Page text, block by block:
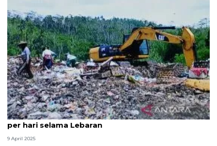
Volume sampah di Temanggung meningkat 60 ton
per hari selama Lebaran
9 April 2025